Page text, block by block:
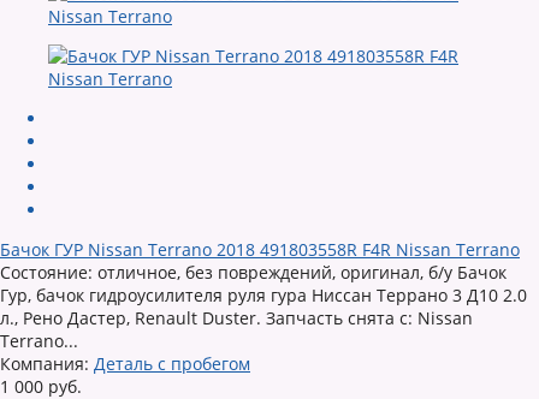
Бачок ГУР Nissan Terrano 2018 491803558R F4R Nissan Terrano
Состояние: отличное, без повреждений, оригинал, б/у Бачок
Гур, бачок гидроусилителя руля гура Ниссан Террано 3 Д10 2.0
л., Рено Дастер, Renault Duster. Запчасть снята с: Nissan
Terrano...
Компания: Деталь с пробегом
1 000 руб.